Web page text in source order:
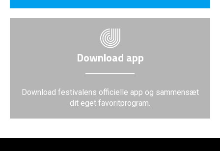
Download app
Download festivalens officielle app og sammensæt
dit eget favoritprogram.